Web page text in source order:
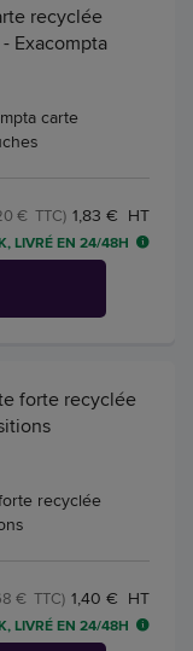
recyclée
Exacompta
carte
1,83 € HT
€ TTC)
LIVRÉ EN 24/48H
forte recyclée
recyclée
1,40 € HT
€ TTC)
LIVRÉ EN 24/48H